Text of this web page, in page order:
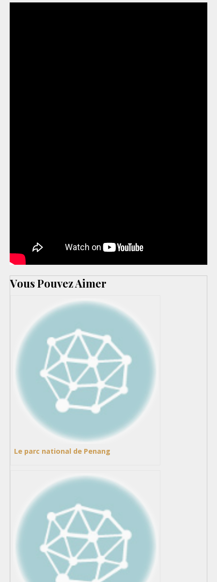
Vous Pouvez Aimer
Le parc national de Penang